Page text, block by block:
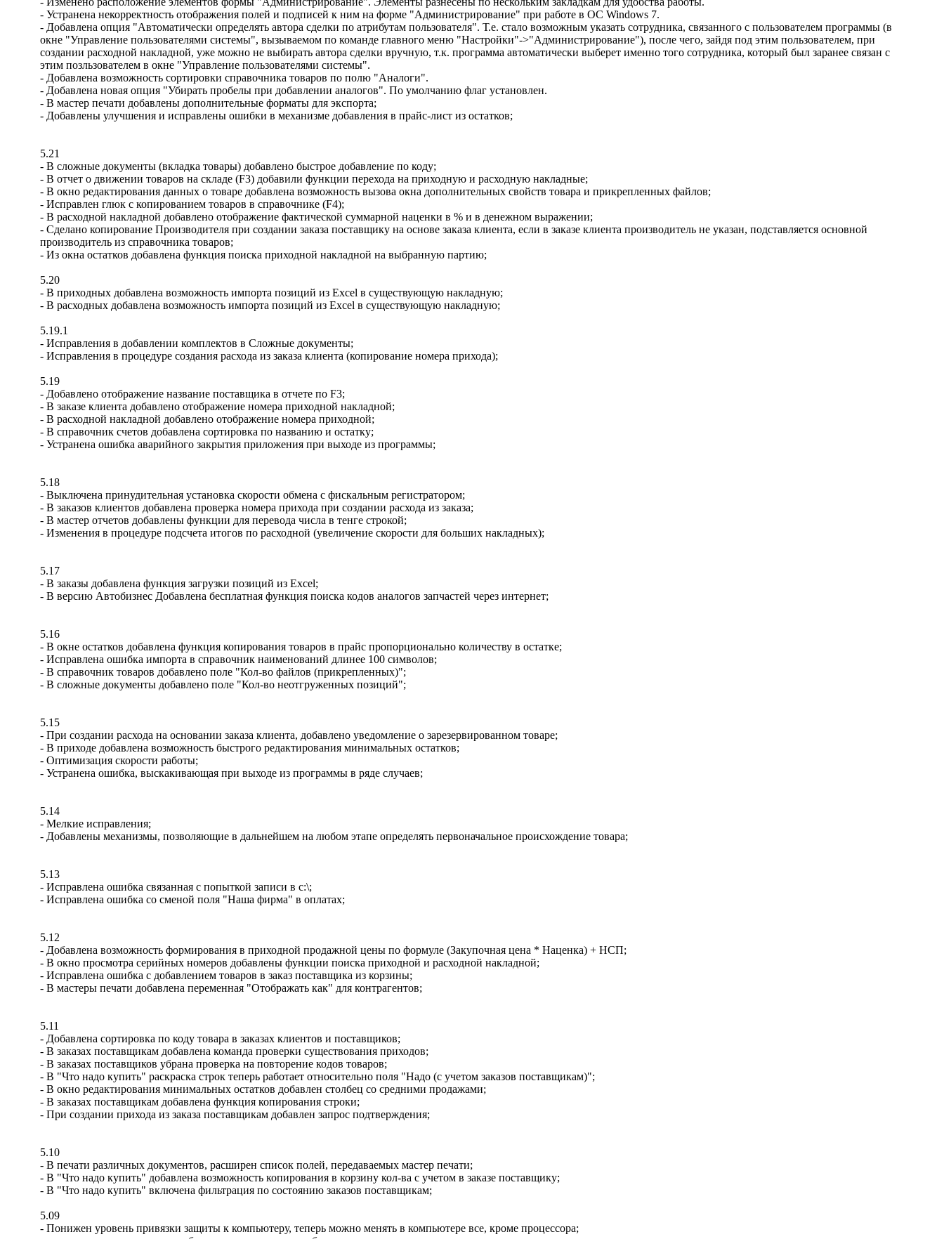
- Устранена некорректность отображения полей и подписей к ним на форме "Администрирование" при работе в ОС Windows 7.
- Добавлена опция "Автоматически определять автора сделки по атрибутам пользователя". Т.е. стало возможным указать сотрудника, связанного с пользователем программы (в
окне "Управление пользователями системы", вызываемом по команде главного меню "Настройки"->"Администрирование"), после чего, зайдя под этим пользователем, при
создании расходной накладной, уже можно не выбирать автора сделки вручную, т.к. программа автоматически выберет именно того сотрудника, который был заранее связан с
этим позльзователем в окне "Управление пользователями системы".
- Добавлена возможность сортировки справочника товаров по полю "Аналоги".
- Добавлена новая опция "Убирать пробелы при добавлении аналогов". По умолчанию флаг установлен.
- В мастер печати добавлены дополнительные форматы для экспорта;
- Добавлены улучшения и исправлены ошибки в механизме добавления в прайс-лист из остатков;
5.21
- В сложные документы (вкладка товары) добавлено быстрое добавление по коду;
- В отчет о движении товаров на складе (F3) добавили функции перехода на приходную и расходную накладные;
- В окно редактирования данных о товаре добавлена возможность вызова окна дополнительных свойств товара и прикрепленных файлов;
- Исправлен глюк с копированием товаров в справочнике (F4);
- В расходной накладной добавлено отображение фактической суммарной наценки в % и в денежном выражении;
- Сделано копирование Производителя при создании заказа поставщику на основе заказа клиента, если в заказе клиента производитель не указан, подставляется основной
производитель из справочника товаров;
- Из окна остатков добавлена функция поиска приходной накладной на выбранную партию;
5.20
- В приходных добавлена возможность импорта позиций из Excel в существующую накладную;
- В расходных добавлена возможность импорта позиций из Excel в существующую накладную;
5.19.1
- Исправления в добавлении комплектов в Сложные документы;
- Исправления в процедуре создания расхода из заказа клиента (копирование номера прихода);
5.19
- Добавлено отображение название поставщика в отчете по F3;
- В заказе клиента добавлено отображение номера приходной накладной;
- В расходной накладной добавлено отображение номера приходной;
- В справочник счетов добавлена сортировка по названию и остатку;
- Устранена ошибка аварийного закрытия приложения при выходе из программы;
5.18
- Выключена принудительная установка скорости обмена с фискальным регистратором;
- В заказов клиентов добавлена проверка номера прихода при создании расхода из заказа;
- В мастер отчетов добавлены функции для перевода числа в тенге строкой;
- Изменения в процедуре подсчета итогов по расходной (увеличение скорости для больших накладных);
5.17
- В заказы добавлена функция загрузки позиций из Excel;
- В версию Автобизнес Добавлена бесплатная функция поиска кодов аналогов запчастей через интернет;
5.16
- В окне остатков добавлена функция копирования товаров в прайс пропорционально количеству в остатке;
- Исправлена ошибка импорта в справочник наименований длинее 100 символов;
- В справочник товаров добавлено поле "Кол-во файлов (прикрепленных)";
- В сложные документы добавлено поле "Кол-во неотгруженных позиций";
5.15
- При создании расхода на основании заказа клиента, добавлено уведомление о зарезервированном товаре;
- В приходе добавлена возможность быстрого редактирования минимальных остатков;
- Оптимизация скорости работы;
- Устранена ошибка, выскакивающая при выходе из программы в ряде случаев;
5.14
- Мелкие исправления;
- Добавлены механизмы, позволяющие в дальнейшем на любом этапе определять первоначальное происхождение товара;
5.13
- Исправлена ошибка связанная с попыткой записи в c:\;
- Исправлена ошибка со сменой поля "Наша фирма" в оплатах;
5.12
- Добавлена возможность формирования в приходной продажной цены по формуле (Закупочная цена * Наценка) + НСП;
- В окно просмотра серийных номеров добавлены функции поиска приходной и расходной накладной;
- Исправлена ошибка с добавлением товаров в заказ поставщика из корзины;
- В мастеры печати добавлена переменная "Отображать как" для контрагентов;
5.11
- Добавлена сортировка по коду товара в заказах клиентов и поставщиков;
- В заказах поставщикам добавлена команда проверки существования приходов;
- В заказах поставщиков убрана проверка на повторение кодов товаров;
- В "Что надо купить" раскраска строк теперь работает относительно поля "Надо (с учетом заказов поставщикам)";
- В окно редактирования минимальных остатков добавлен столбец со средними продажами;
- В заказах поставщикам добавлена функция копирования строки;
- При создании прихода из заказа поставщикам добавлен запрос подтверждения;
5.10
- В печати различных документов, расширен список полей, передаваемых мастер печати;
- В "Что надо купить" добавлена возможность копирования в корзину кол-ва с учетом в заказе поставщику;
- В "Что надо купить" включена фильтрация по состоянию заказов поставщикам;
5.09
- Понижен уровень привязки защиты к компьютеру, теперь можно менять в компьютере все, кроме процессора;